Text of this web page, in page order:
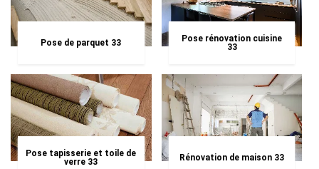
Pose de parquet 33
Pose rénovation cuisine
33
Pose tapisserie et toile de
verre 33
Rénovation de maison 33